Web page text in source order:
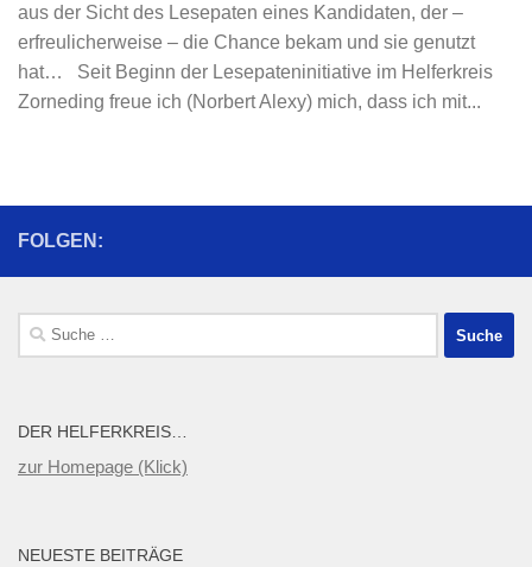
aus der Sicht des Lesepaten eines Kandidaten, der –
erfreulicherweise – die Chance bekam und sie genutzt
hat… Seit Beginn der Lesepateninitiative im Helferkreis
Zorneding freue ich (Norbert Alexy) mich, dass ich mit...
FOLGEN:
Suche
nach:
DER HELFERKREIS…
zur Homepage (Klick)
NEUESTE BEITRÄGE